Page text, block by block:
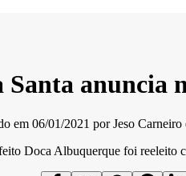
anuncia
em 06/01/2021 porJeso Carneiro
Doca Albuquerque foi reeleito